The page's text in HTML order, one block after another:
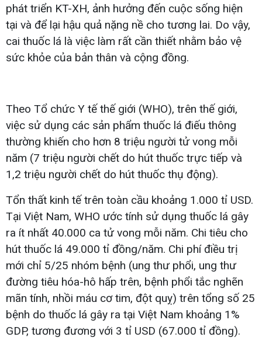
phát triển KT-XH, ảnh hưởng đến cuộc sống hiện
tại và để lại hậu quả nặng nề cho tương lai. Do vậy,
cai thuốc lá là việc làm rất cần thiết nhằm bảo vệ
sức khỏe của bản thân và cộng đồng.
Theo Tổ chức Y tế thế giới (WHO), trên thế giới,
việc sử dụng các sản phẩm thuốc lá điếu thông
thường khiến cho hơn 8 triệu người tử vong mỗi
năm (7 triệu người chết do hút thuốc trực tiếp và
1,2 triệu người chết do hút thuốc thụ động).
Tổn thất kinh tế trên toàn cầu khoảng 1.000 tỉ USD.
Tại Việt Nam, WHO ước tính sử dụng thuốc lá gây
ra ít nhất 40.000 ca tử vong mỗi năm. Chi tiêu cho
hút thuốc lá 49.000 tỉ đồng/năm. Chi phí điều trị
mới chỉ 5/25 nhóm bệnh (ung thư phổi, ung thư
đường tiêu hóa-hô hấp trên, bệnh phổi tắc nghẽn
mãn tính, nhồi máu cơ tim, đột quỵ) trên tổng số 25
bệnh do thuốc lá gây ra tại Việt Nam khoảng 1%
GDP, tương đương với 3 tỉ USD (67.000 tỉ đồng).